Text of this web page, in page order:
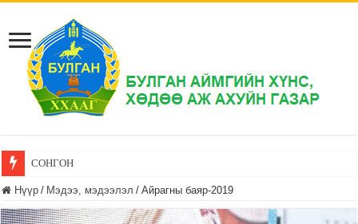
СОНГОН ШАЛГАРУУЛАЛТ
Нүүр / Мэдээ, мэдээлэл / Айрагны баяр-2019